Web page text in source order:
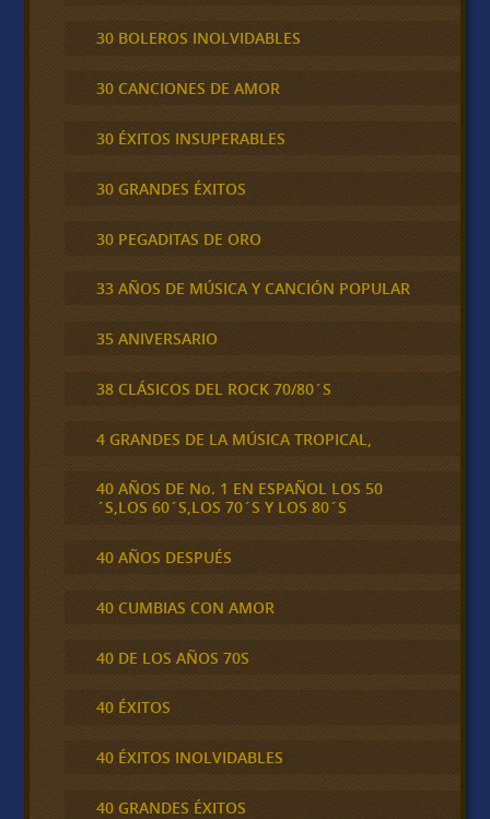
30 BOLEROS INOLVIDABLES
30 CANCIONES DE AMOR
30 ÉXITOS INSUPERABLES
30 GRANDES ÉXITOS
30 PEGADITAS DE ORO
33 AÑOS DE MÚSICA Y CANCIÓN POPULAR
35 ANIVERSARIO
38 CLÁSICOS DEL ROCK 70/80´S
4 GRANDES DE LA MÚSICA TROPICAL,
40 AÑOS DE No. 1 EN ESPAÑOL LOS 50
´S,LOS 60´S,LOS 70´S Y LOS 80´S
40 AÑOS DESPUÉS
40 CUMBIAS CON AMOR
40 DE LOS AÑOS 70S
40 ÉXITOS
40 ÉXITOS INOLVIDABLES
40 GRANDES ÉXITOS